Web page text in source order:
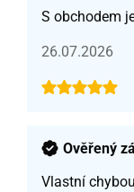
S obchodem
26.07.2026
Ověřený
Vlastní